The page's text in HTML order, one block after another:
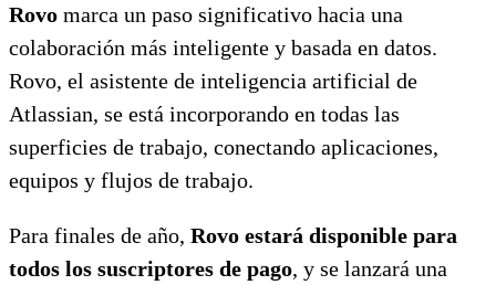
Rovo marca un paso significativo hacia una
colaboración más inteligente y basada en datos.
Rovo, el asistente de inteligencia artificial de
Atlassian, se está incorporando en todas las
superficies de trabajo, conectando aplicaciones,
equipos y flujos de trabajo.
Para finales de año, Rovo estará disponible para
todos los suscriptores de pago, y se lanzará una